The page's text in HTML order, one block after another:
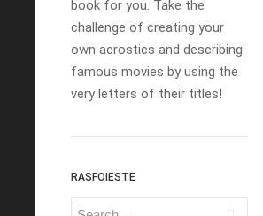
book for you. Take the
challenge of creating your
own acrostics and describing
famous movies by using the
very letters of their titles!
RASFOIESTE